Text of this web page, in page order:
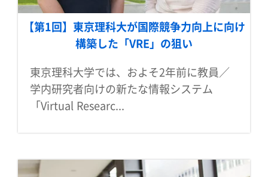
【第1回】東京理科大が国際競争力向上に向け
構築した「VRE」の狙い
東京理科大学では、およそ2年前に教員／
学内研究者向けの新たな情報システム
「Virtual Researc...